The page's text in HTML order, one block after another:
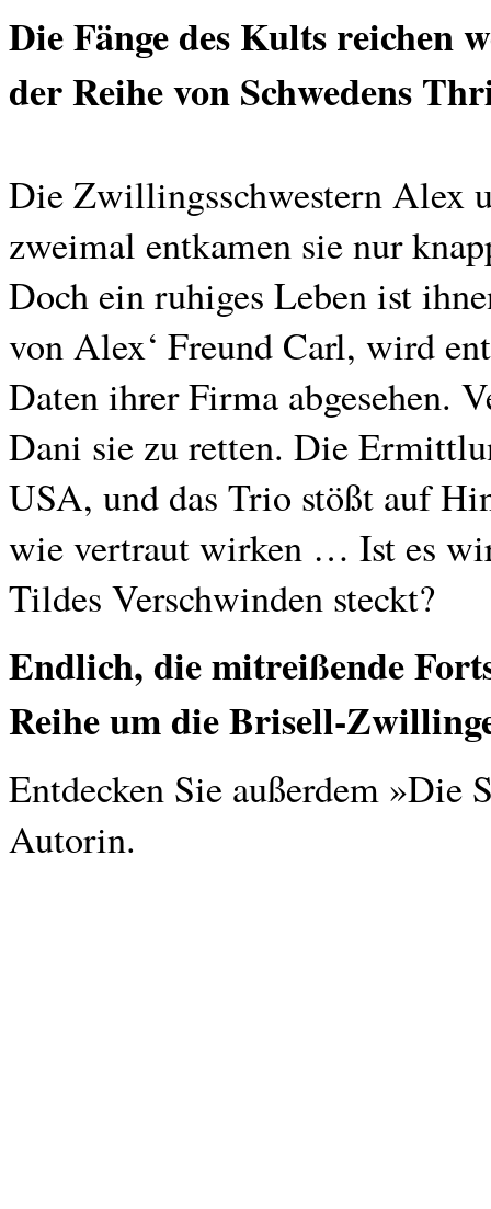
Die Fänge des Kults reichen
der Reihe von Schwedens
Die Zwillingsschwestern Alex
zweimal entkamen sie nur
Doch ein ruhiges Leben ist
von Alex‘ Freund Carl, wird
Daten ihrer Firma abgesehen.
Dani sie zu retten. Die
USA, und das Trio stößt auf
wie vertraut wirken … Ist es
Tildes Verschwinden steckt?
Endlich, die mitreißende
Reihe um die Brisell-
Entdecken Sie außerdem »Die
Autorin.